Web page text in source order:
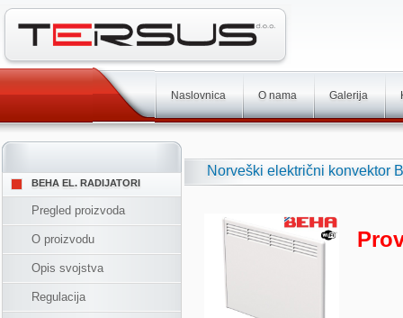
Naslovnica O nama Galerija
BEHA EL. RADIJATORI
Pregled proizvoda
O proizvodu
Opis svojstva
Regulacija
Norveški električni konvektor